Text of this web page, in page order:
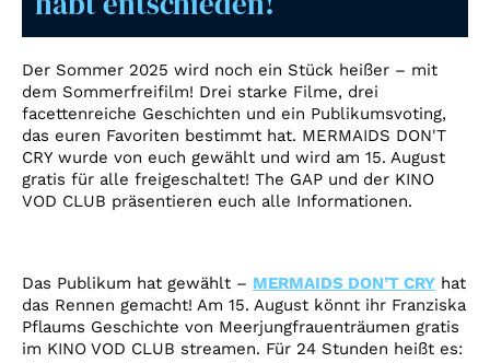
Account
Der Sommer 2025 wird noch ein Stück heißer – mit
dem Sommerfreifilm! Drei starke Filme, drei
facettenreiche Geschichten und ein Publikumsvoting,
das euren Favoriten bestimmt hat. MERMAIDS DON'T
CRY wurde von euch gewählt und wird am 15. August
gratis für alle freigeschaltet! The GAP und der KINO
VOD CLUB präsentieren euch alle Informationen.
Das Publikum hat gewählt – MERMAIDS DON’T CRY hat
das Rennen gemacht! Am 15. August könnt ihr Franziska
Pflaums Geschichte von Meerjungfrauenträumen gratis
im KINO VOD CLUB streamen. Für 24 Stunden heißt es: